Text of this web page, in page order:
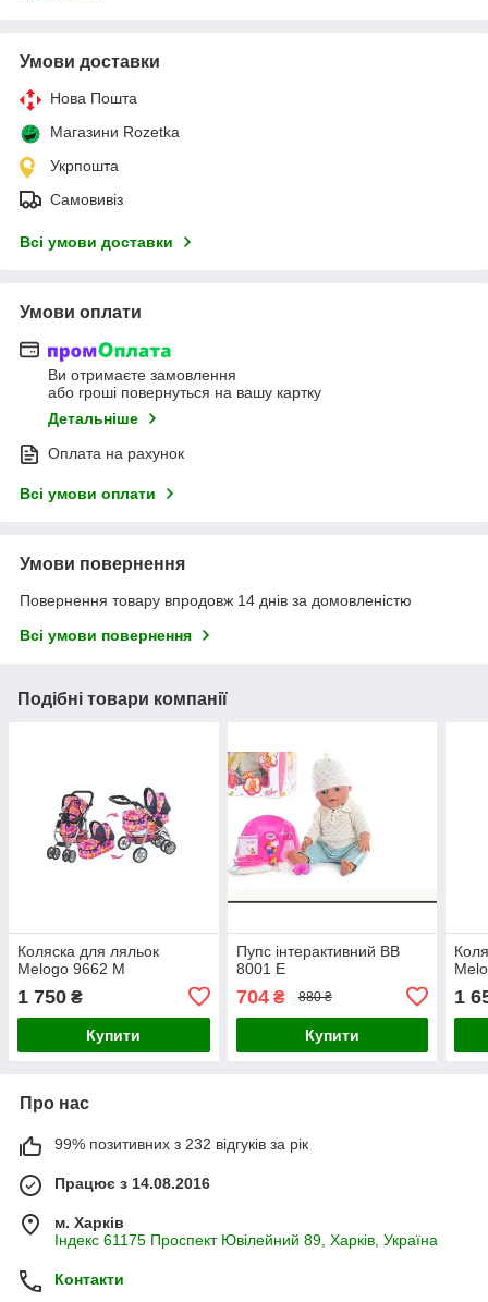
Умови доставки
Нова Пошта
Магазини Rozetka
Укрпошта
Самовивіз
Всі умови доставки
Умови оплати
Ви отримаєте замовлення
або гроші повернуться на вашу картку
Детальніше
Оплата на рахунок
Всі умови оплати
Умови повернення
Повернення товару впродовж 14 днів за домовленістю
Всі умови повернення
Подібні товари компанії
Коляска для ляльок
Melogo 9662 M
1 750 ₴
Купити
Пупс інтерактивний BB
8001 E
704₴ 880 ₴
Купити
1
Про нас
99% позитивних з 232 відгуків за рік
Працює з 14.08.2016
м. Харків
Індекс 61175 Проспект Ювілейний 89, Харків, Україна
Контакти